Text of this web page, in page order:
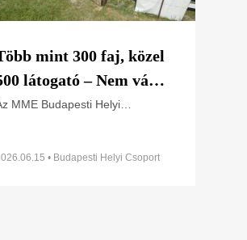
mint 300 faj, közel
látogató – Nem várt
zárult a
Élővilág Napja a
MME Budapesti Helyi
Budapest XVI.
• Budapesti Helyi Csoport